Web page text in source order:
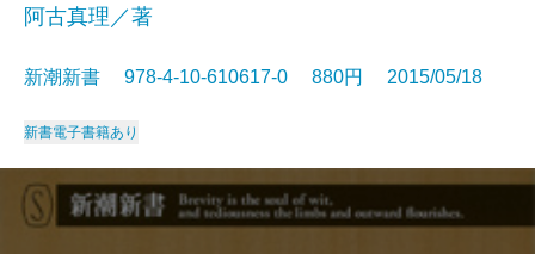
阿古真理／著
新潮新書 978-4-10-610617-0 880円 2015/05/18
新書電子書籍あり